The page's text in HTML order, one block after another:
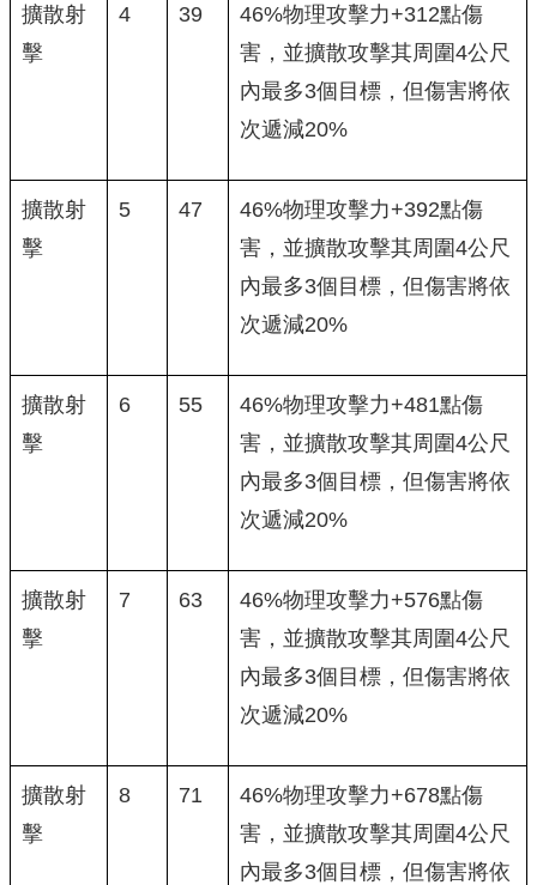
擴散射
擊
4 39
46%物理攻擊力+312點傷
害，並擴散攻擊其周圍4公尺
內最多3個目標，但傷害將依
次遞減20%
擴散射
擊
5 47
46%物理攻擊力+392點傷
害，並擴散攻擊其周圍4公尺
內最多3個目標，但傷害將依
次遞減20%
擴散射
擊
6 55
46%物理攻擊力+481點傷
害，並擴散攻擊其周圍4公尺
內最多3個目標，但傷害將依
次遞減20%
擴散射
擊
7 63
46%物理攻擊力+576點傷
害，並擴散攻擊其周圍4公尺
內最多3個目標，但傷害將依
次遞減20%
擴散射
擊
8 71
46%物理攻擊力+678點傷
害，並擴散攻擊其周圍4公尺
內最多3個目標，但傷害將依